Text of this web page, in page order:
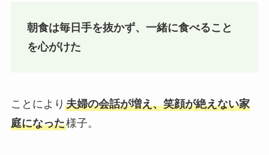
朝食は毎日手を抜かず、一緒に食べること
を心がけた
ことにより 夫婦の会話が増え、笑顔が絶えない家
庭になった様子。